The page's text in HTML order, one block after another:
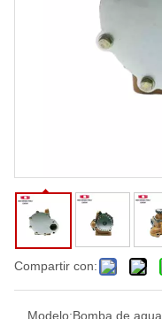
Compartir con:
Modelo:Bomba de agua